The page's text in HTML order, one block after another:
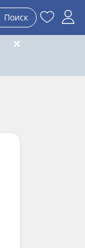
Поиск